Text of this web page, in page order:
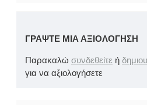
ΓΡΆΨΤΕ ΜΙΑ ΑΞΙΟΛΌΓΗΣΗ
Παρακαλώ συνδεθείτε ή
για να αξιολογήσετε